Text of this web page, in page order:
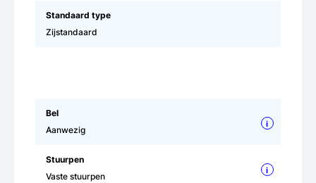
Standaard type
Zijstandaard
Bel
Aanwezig
i
Stuurpen
Vaste stuurpen
i